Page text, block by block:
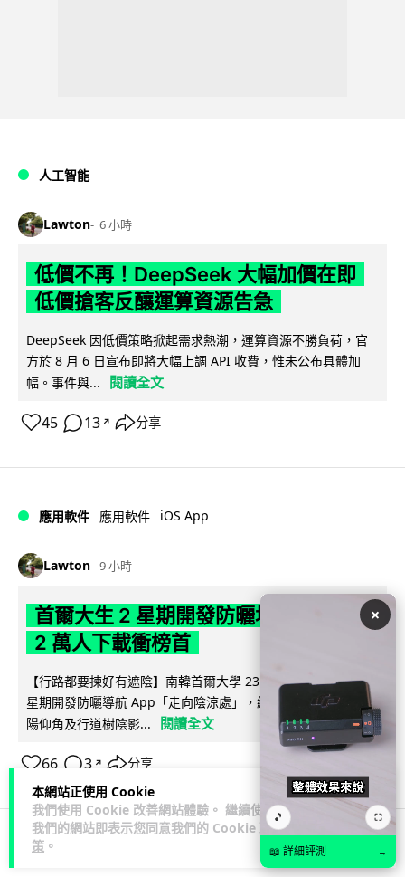
本網站正使用 Cookie
我們使用 Cookie 改善網站體驗。 繼續使用
我們的網站即表示您同意我們的 Cookie 政
策 。
人工智能
Lawton 6 小時
低價不再！DeepSeek 大幅加價在即
低價搶客反釀運算資源告急
DeepSeek 因低價策略掀起需求熱潮，運算資源不勝負荷，官
方於 8 月 6 日宣布即將大幅上調 API 收費，惟未公布具體加
幅。事件與...
閱讀全文
45 13 ↗ 分享
應用軟件 應用軟件 iOS App
Lawton 9 小時
首爾大生 2 星期開發防曬地圖 一日暴增
2 萬人下載衝榜首
【行路都要揀好有遮陰】南韓首爾大學 23 歲學生劉敏俊利用 2
星期開發防曬導航 App「走向陰涼處」，結合建築物高度、太
陽仰角及行道樹陰影...
閱讀全文
66 3 ↗ 分享
科技娛樂
×
🎵 ⛶
📖 詳細評測 →